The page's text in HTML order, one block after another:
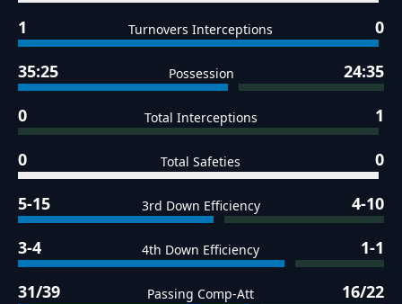
1 Turnovers Interceptions 0
35:25 Possession 24:35
0 Total Interceptions 1
0 Total Safeties 0
5-15 3rd Down Efficiency 4-10
3-4 4th Down Efficiency 1-1
31/39 Passing Comp-Att 16/22